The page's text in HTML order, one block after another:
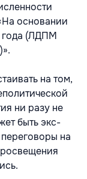
основании
года (ЛДПМ
на том,
ни разу не
быть экс-
на